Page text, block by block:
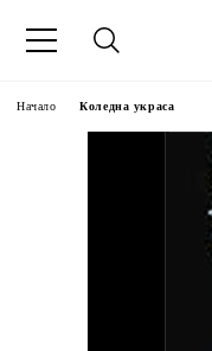
Начало Коледна украса